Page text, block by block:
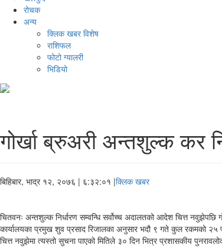
रोचक
अन्य
क्लिक खबर विशेष
राशिफल
फोटो ग्यालरी
भिडियो
गोर्खा ब्रुअरी अन्तशुल्क कर
बिहिबार, भाद्र १२, २०७६ | ६:३२:०१ |क्लिक खबर
चितवनः अन्तशुल्क निर्धारण सम्वन्धि सर्वोच्च अदालतको आदेश चित्त
कार्यालयका प्रमुख शुव प्रसाद रिजालका अनुसार भदौ ९ गते कुल रकमको
चित्त नवुझेमा त्यस्तो सुचना पाएको मितिले ३० दिन भित्र प्रशासकीय